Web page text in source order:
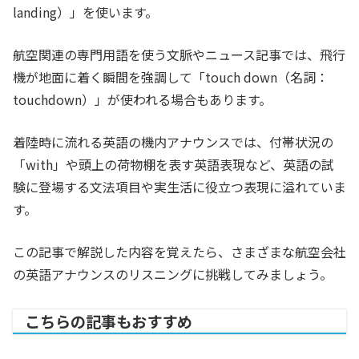
landing）」を使います。
航空関連の専門用語を使う文脈やニュース記事では、飛行
機が地面に着く瞬間を強調して「touch down（名詞：
touchdown）」が使われる場合もあります。
着陸時に流れる英語の機内アナウンスでは、付帯状況の
「with」や頭上の荷物棚を表す英語表現など、英語の試
験に登場する文法項目や実生活に役立つ表現に溢れていま
す。
この記事で解説した内容を覚えたら、さまざまな航空会社
の英語アナウンスのリスニングに挑戦してみましょう。
こちらの記事もおすすめ